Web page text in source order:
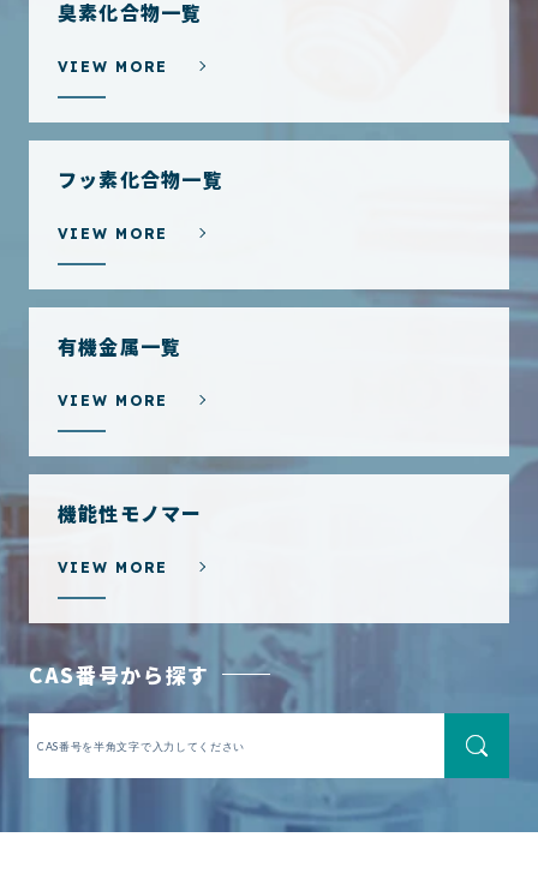
臭素化合物一覧
VIEW MORE
フッ素化合物一覧
VIEW MORE
有機金属一覧
VIEW MORE
機能性モノマー
VIEW MORE
CAS番号から探す